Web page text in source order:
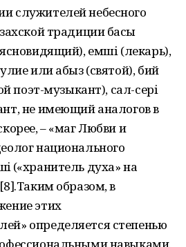
служителей небесного
традиции бақсы
емші (лекарь),
или абыз (святой), бий
поэт-музыкант), сал-сері
не имеющий аналогов в
– «маг Любви и
национального
(«хранитель духа» на
образом, в
этих
определяется степенью